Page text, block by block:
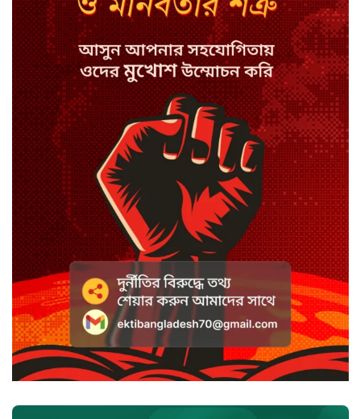
কপিল শর্মার অডিশনে বাদ পড়ার সেই
গল্প
যুক্তরাজ্যে সামাজিকমাধ্যমের কারফিউ
মানছে না কিশোররা
কটাক্ষ আর বিদ্রূপে জমে উঠেছে
ভ্যান্সের রাজনীতি
সৌদি আরবে হুতি হামলায় শিশুসহ
আহত ১১